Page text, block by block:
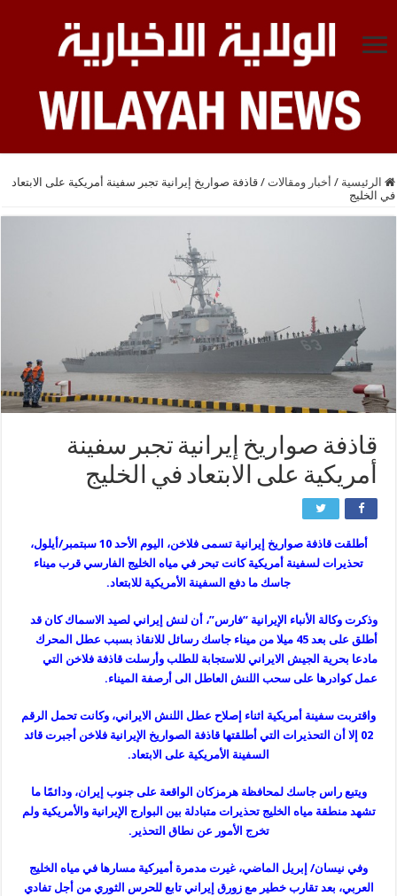
الرئيسية / أخبار ومقالات / قاذفة صواريخ إيرانية تجبر سفينة أمريكية على الابتعاد
في الخليج
قاذفة صواريخ إيرانية تجبر سفينة
أمريكية على الابتعاد في الخليج
أطلقت قاذفة صواريخ إيرانية تسمى فلاخن، اليوم الأحد 10 سبتمبر/أيلول،
تحذيرات لسفينة أمريكية كانت تبحر في مياه الخليج الفارسي قرب ميناء
جاسك ما دفع السفينة الأمريكية للابتعاد.
وذكرت وكالة الأنباء الإيرانية “فارس”، أن لنش إيراني لصيد الاسماك كان قد
أطلق على بعد 45 ميلا من ميناء جاسك رسائل للانقاذ بسبب عطل المحرك
مادعا بحرية الجيش الايراني للاستجابة للطلب وأرسلت قاذفة فلاخن التي
عمل كوادرها على سحب اللنش العاطل الى أرصفة الميناء.
واقتربت سفينة أمريكية اثناء إصلاح عطل اللنش الايراني، وكانت تحمل الرقم
02 إلا أن التحذيرات التي أطلقتها قاذفة الصواريخ الإيرانية فلاخن أجبرت قائد
السفينة الأمريكية على الابتعاد.
ويتبع راس جاسك لمحافظة هرمزكان الواقعة على جنوب إيران، ودائمًا ما
تشهد منطقة مياه الخليج تحذيرات متبادلة بين البوارج الإيرانية والأمريكية ولم
تخرج الأمور عن نطاق التحذير.
وفي نيسان/ إبريل الماضي، غيرت مدمرة أميركية مسارها في مياه الخليج
العربي، بعد تقارب خطير مع زورق إيراني تابع للحرس الثوري من أجل تفادي